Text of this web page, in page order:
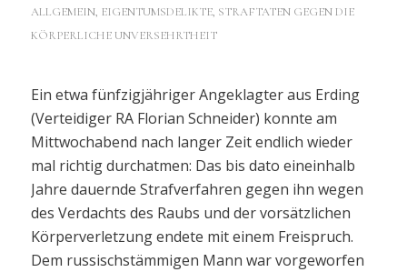
ALLGEMEIN, EIGENTUMSDELIKTE, STRAFTATEN GEGEN DIE
KÖRPERLICHE UNVERSEHRTHEIT
Ein etwa fünfzigjähriger Angeklagter aus Erding
(Verteidiger RA Florian Schneider) konnte am
Mittwochabend nach langer Zeit endlich wieder
mal richtig durchatmen: Das bis dato eineinhalb
Jahre dauernde Strafverfahren gegen ihn wegen
des Verdachts des Raubs und der vorsätzlichen
Körperverletzung endete mit einem Freispruch.
Dem russischstämmigen Mann war vorgeworfen